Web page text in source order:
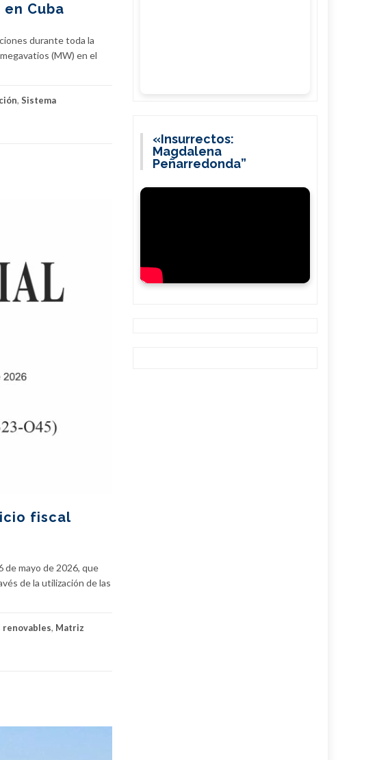
Cuba
durante toda la
(MW) en el
, Sistema
fiscal
de mayo de 2026, que
de la utilización de las
, Matriz
«Insurrectos:
Magdalena
Peñarredonda”